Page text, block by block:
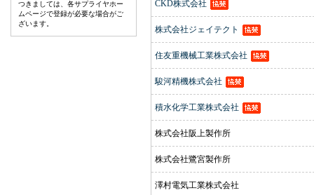
つきましては、各サプライヤホー
ムページで登録が必要な場合がご
ざいます。
CKD株式会社
株式会社ジェイテクト
住友重機械工業株式会社
駿河精機株式会社
積水化学工業株式会社
株式会社阪上製作所
株式会社鷺宮製作所
澤村電気工業株式会社